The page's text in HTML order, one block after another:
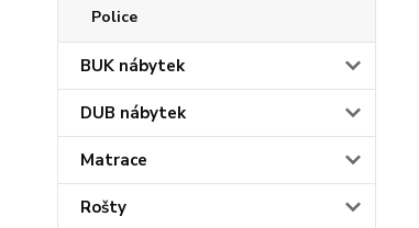
Police
BUK nábytek
DUB nábytek
Matrace
Rošty